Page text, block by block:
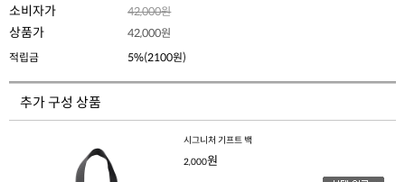
소비자가 42,000원
상품가 42,000원
적립금
5%(2100원)
추가 구성 상품
시그니처 기프트 백
2,000원